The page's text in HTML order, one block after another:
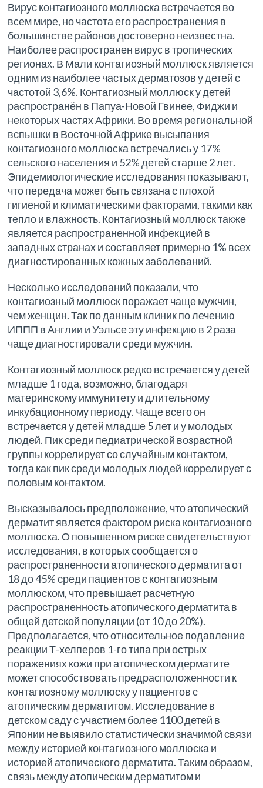
Вирус контагиозного моллюска встречается во
всем мире, но частота его распространения в
большинстве районов достоверно неизвестна.
Наиболее распространен вирус в тропических
регионах. В Мали контагиозный моллюск является
одним из наиболее частых дерматозов у ​​детей с
частотой 3,6%. Контагиозный моллюск у детей
распространён в Папуа-Новой Гвинее, Фиджи и
некоторых частях Африки. Во время региональной
вспышки в Восточной Африке высыпания
контагиозного моллюска встречались у 17%
сельского населения и 52% детей старше 2 лет.
Эпидемиологические исследования показывают,
что передача может быть связана с плохой
гигиеной и климатическими факторами, такими как
тепло и влажность. Контагиозный моллюск также
является распространенной инфекцией в
западных странах ​​и составляет примерно 1% всех
диагностированных кожных заболеваний.
Несколько исследований показали, что
контагиозный моллюск поражает чаще мужчин,
чем женщин. Так по данным клиник по лечению
ИППП в Англии и Уэльсе эту инфекцию в 2 раза
чаще диагностировали среди мужчин.
Контагиозный моллюск редко встречается у детей
младше 1 года, возможно, благодаря
материнскому иммунитету и длительному
инкубационному периоду. Чаще всего он
встречается у детей младше 5 лет и у молодых
людей. Пик среди педиатрической возрастной
группы коррелирует со случайным контактом,
тогда как пик среди молодых людей коррелирует с
половым контактом.
Высказывалось предположение, что атопический
дерматит является фактором риска контагиозного
моллюска. О повышенном риске свидетельствуют
исследования, в которых сообщается о
распространенности атопического дерматита от
18 до 45% среди пациентов с контагиозным
моллюском, что превышает расчетную
распространенность атопического дерматита в
общей детской популяции (от 10 до 20%).
Предполагается, что относительное подавление
реакции Т-хелперов 1-го типа при острых
поражениях кожи при атопическом дерматите
может способствовать предрасположенности к
контагиозному моллюску у пациентов с
атопическим дерматитом. Исследование в
детском саду с участием более 1100 детей в
Японии не выявило статистически значимой связи
между историей контагиозного моллюска и
историей атопического дерматита. Таким образом,
связь между атопическим дерматитом и